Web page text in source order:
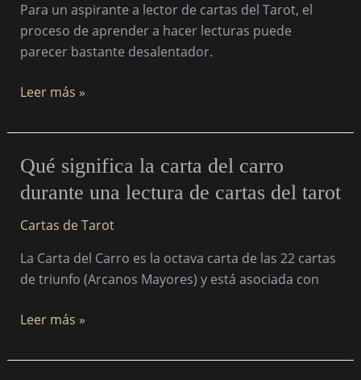
Para un aspirante a lector de cartas del Tarot, el
proceso de aprender a hacer lecturas puede
parecer bastante desalentador.
de
fachada
Leer más »
Qué significa la carta del carro
durante una lectura de cartas del tarot
Cartas de Tarot
La Carta del Carro es la octava carta de las 22 cartas
de triunfo (Arcanos Mayores) y está asociada con
Qué
significa
la
carta
carro
durante
lectura
Leer más »